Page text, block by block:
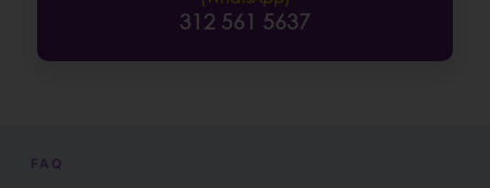
312 561 5637
FAQ